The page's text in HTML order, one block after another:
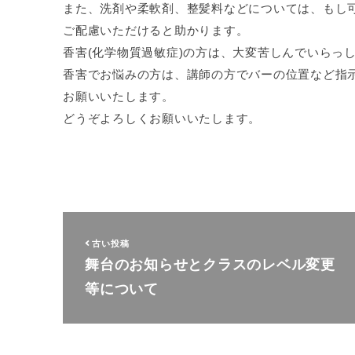
また、洗剤や柔軟剤、整髪料などについては、もし
ご配慮いただけると助かります。
香害(化学物質過敏症)の方は、大変苦しんでいらっ
香害でお悩みの方は、講師の方でバーの位置など指
お願いいたします。
どうぞよろしくお願いいたします。
古い投稿
舞台のお知らせとクラスのレベル変更
等について